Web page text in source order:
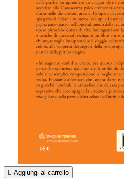
 Aggiungi al carrello